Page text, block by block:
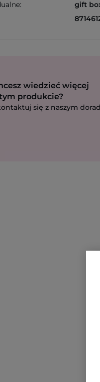
gift
wiedzieć więcej
produkcie?
się z naszym